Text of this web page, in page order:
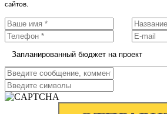
сайтов.